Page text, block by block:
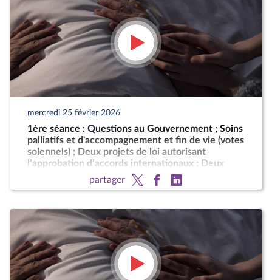
mercredi 25 février 2026
1ère séance : Questions au Gouvernement ; Soins
palliatifs et d'accompagnement et fin de vie (votes
solennels) ; Deux projets de loi autorisant
l’approbation d’accords internationaux ; Deux
motions de censure (art. 49, al. 2, de la
partager